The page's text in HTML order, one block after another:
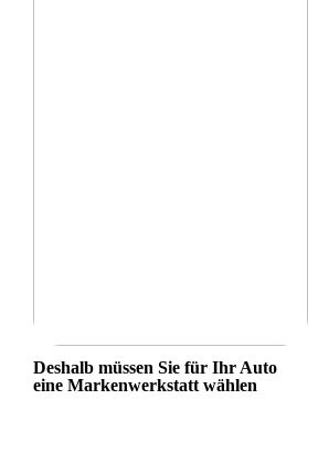
Deshalb müssen Sie für Ihr Auto
eine Markenwerkstatt wählen